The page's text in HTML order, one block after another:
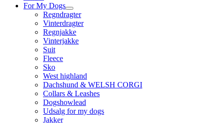
For My Dogs
Regndragter
Vinterdragter
Regnjakke
Vinterjakke
Suit
Fleece
Sko
West highland
Dachshund & WELSH CORGI
Collars & Leashes
Dogshowlead
Udsalg for my dogs
Jakker